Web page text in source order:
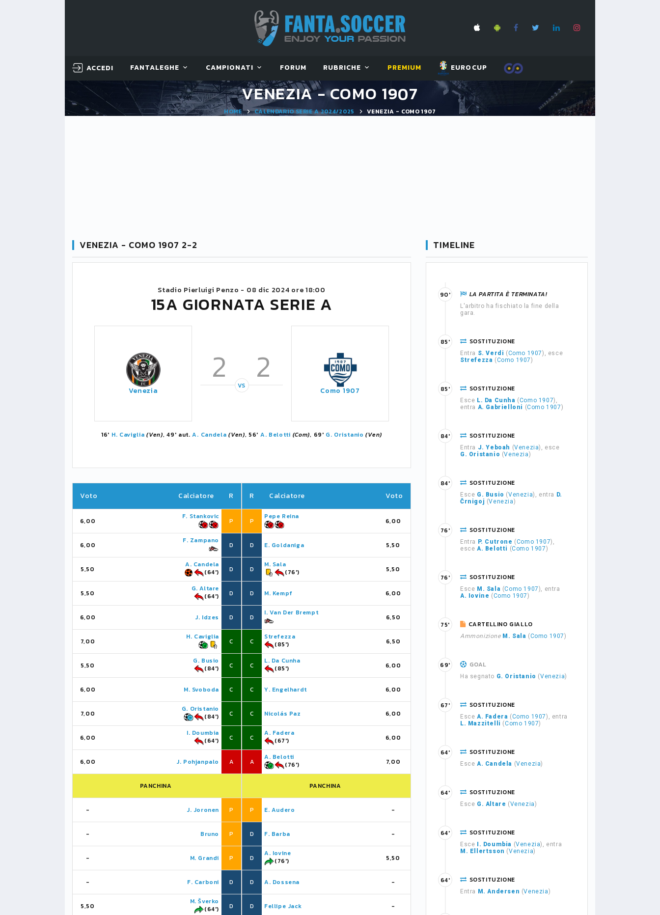
ACCEDI FANTALEGHE CAMPIONATI FORUM RUBRICHE PREMIUM EUROCUP
VENEZIA - COMO 1907
HOME CALENDARIO SERIE A 2024/2025 VENEZIA - COMO 1907
VENEZIA - COMO 1907 2-2
Stadio Pierluigi Penzo - 08 dic 2024 ore 18:00
15A GIORNATA SERIE A
Venezia
2 2
VS Como 1907
16' H. Caviglia (Ven), 49' aut.A. Candela (Ven), 56' A. Belotti (Com), 69' G. Oristanio (Ven)
Voto Calciatore R
6,00
F. Stankovic
P
6,00
F. Zampano
D
5,50
A. Candela
(64')
D
5,50
G. Altare
(64')
D
6,00 J. Idzes D
7,00
H. Caviglia
C
5,50
G. Busio
(84')
C
6,00 M. Svoboda C
7,00
G. Oristanio
(84')
C
6,00
I. Doumbia
(64')
C
6,00 J. Pohjanpalo A
PANCHINA
- J. Joronen P
- Bruno P
- M. Grandi P
- F. Carboni D
5,50
M. Šverko
(64')
D
R Calciatore Voto
P
Pepe Reina
6,00
D E. Goldaniga 5,50
D
M. Sala
(76')
5,50
D M. Kempf 6,00
D
I. Van Der Brempt
6,50
C
Strefezza
(85')
6,50
C
L. Da Cunha
(85')
6,00
C Y. Engelhardt 6,00
C Nicolás Paz 6,00
C
A. Fadera
(67')
6,00
A
A. Belotti
(76')
7,00
PANCHINA
P E. Audero -
D F. Barba -
D
A. Iovine
(76')
5,50
D A. Dossena -
D Fellipe Jack -
TIMELINE
LA PARTITA È TERMINATA!
L'arbitro ha fischiato la fine della
gara.
90'
SOSTITUZIONE
Entra S. Verdi (Como 1907), esce
Strefezza (Como 1907)
85'
SOSTITUZIONE
Esce L. Da Cunha (Como 1907),
entra A. Gabrielloni (Como 1907)
85'
SOSTITUZIONE
Entra J. Yeboah (Venezia), esce
G. Oristanio (Venezia)
84'
SOSTITUZIONE
Esce G. Busio (Venezia), entra
D.
Črnigoj (Venezia)
84'
SOSTITUZIONE
Entra P. Cutrone (Como 1907),
esce A. Belotti (Como 1907)
76'
SOSTITUZIONE
Esce M. Sala (Como 1907), entra
A. Iovine (Como 1907)
76'
CARTELLINO GIALLO
Ammonizione M. Sala (Como 1907)
75'
GOAL
Ha segnato G. Oristanio (Venezia)
69'
SOSTITUZIONE
Esce A. Fadera (Como 1907), entra
L. Mazzitelli (Como 1907)
67'
SOSTITUZIONE
Esce A. Candela (Venezia)
64'
SOSTITUZIONE
Esce G. Altare (Venezia)
64'
SOSTITUZIONE
Esce I. Doumbia (Venezia), entra
M. Ellertsson (Venezia)
64'
SOSTITUZIONE
Entra M. Andersen (Venezia)
64'